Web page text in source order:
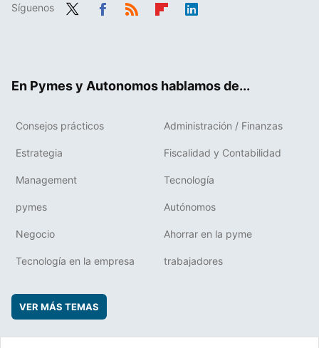
Síguenos
En Pymes y Autonomos hablamos de...
Consejos prácticos Administración / Finanzas
Estrategia Fiscalidad y Contabilidad
Management Tecnología
pymes Autónomos
Negocio Ahorrar en la pyme
Tecnología en la empresa trabajadores
VER MÁS TEMAS